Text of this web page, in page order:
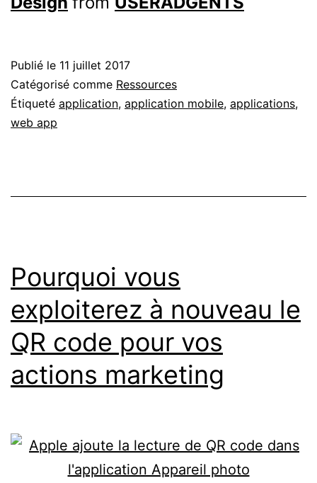
Publié le 11 juillet 2017
Catégorisé comme Ressources
Étiqueté application, application mobile, applications,
web app
Pourquoi vous
exploiterez à nouveau le
QR code pour vos
actions marketing